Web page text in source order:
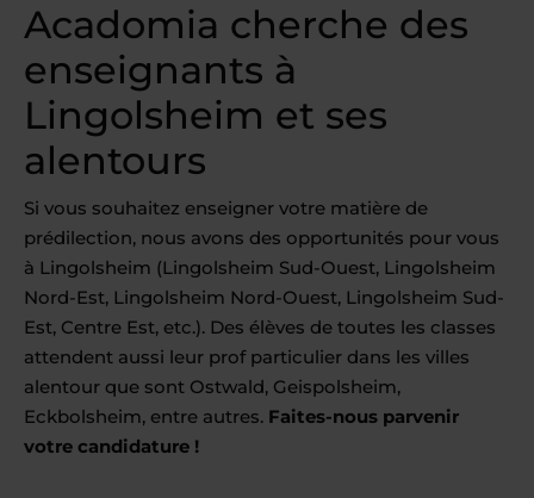
Acadomia cherche des
enseignants à
Lingolsheim et ses
alentours
Si vous souhaitez enseigner votre matière de
prédilection, nous avons des opportunités pour vous
à Lingolsheim (Lingolsheim Sud-Ouest, Lingolsheim
Nord-Est, Lingolsheim Nord-Ouest, Lingolsheim Sud-
Est, Centre Est, etc.). Des élèves de toutes les classes
attendent aussi leur prof particulier dans les villes
alentour que sont Ostwald, Geispolsheim,
Eckbolsheim, entre autres. Faites-nous parvenir
votre candidature !